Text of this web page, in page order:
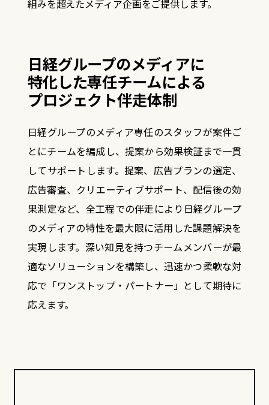
組みを超えたメディア企画をご提供します。
日経グループのメディアに
特化した専任チームによる
プロジェクト伴走体制
日経グループのメディア専任のスタッフが案件ご
とにチームを編成し、提案から効果検証まで一貫
してサポートします。 提案、広告プランの選定、
広告審査、クリエーティブサポート、配信後の効
果測定など、 全工程での伴走により日経グループ
のメディアの特性を最大限に活用した課題解決を
実現します。 深い知見を持つチームメンバーが最
適なソリューションを構築し、 迅速かつ柔軟な対
応で「ワンストップ・パートナー」として期待に
応えます。